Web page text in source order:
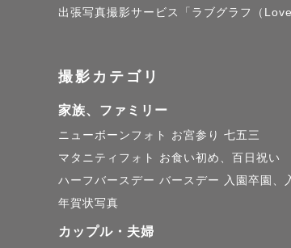
出張写真撮影サービス「ラブグラフ（
撮影カテゴリ
家族、ファミリー
ニューボーンフォト お宮参り 七五三
マタニティフォト
お食い初め、百日祝い
ハーフバースデー バースデー
入園卒園、
年賀状写真
カップル・夫婦